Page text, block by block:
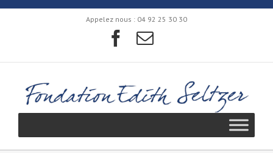
Appelez nous : 04 92 25 30 30